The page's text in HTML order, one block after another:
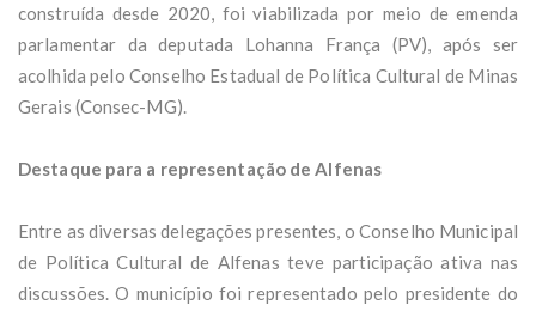
construída desde 2020, foi viabilizada por meio de emenda
parlamentar da deputada Lohanna França (PV), após ser
acolhida pelo Conselho Estadual de Política Cultural de Minas
Gerais (Consec-MG).
Destaque para a representação de Alfenas
Entre as diversas delegações presentes, o Conselho Municipal
de Política Cultural de Alfenas teve participação ativa nas
discussões. O município foi representado pelo presidente do